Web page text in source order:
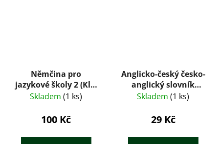
Němčina pro
jazykové školy 2 (Klíč
ke cvičením v
Skladem (1 ks)
100 Kč
Anglicko-český česko-
anglický slovník
gramatika fráze
Skladem (1 ks)
29 Kč